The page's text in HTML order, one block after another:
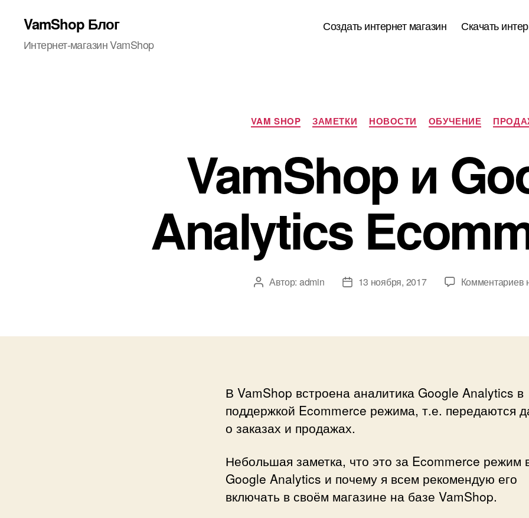
VamShop Блог
Интернет-магазин VamShop
Создать интернет магазин Скачать
Рубрики
VAM SHOP ЗАМЕТКИ НОВОСТИ ОБУЧЕНИЕ
VamShop и
Analytics
Автор
Автор: admin
Дата13 ноября, 2017 Комментариевк
В VamShop встроена аналитика Google Analytics в
поддержкой Ecommerce режима, т.е. передаются
о заказах и продажах.
Небольшая заметка, что это за Ecommerce режим
Google Analytics и почему я всем рекомендую его
включать в своём магазине на базе VamShop.